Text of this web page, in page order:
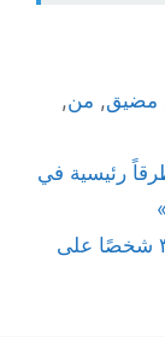
مضيق, من,
رئيسية في
زلزال مدمر في فنزويلا أودى بحياة ٣٢ شخصًا على